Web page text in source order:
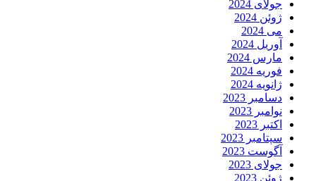
جولای 2024
ژوئن 2024
می 2024
آوریل 2024
مارس 2024
فوریه 2024
ژانویه 2024
دسامبر 2023
نوامبر 2023
اکتبر 2023
سپتامبر 2023
آگوست 2023
جولای 2023
ژوئن 2023